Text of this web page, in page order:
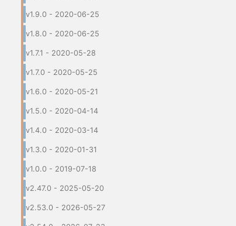
v1.9.0 - 2020-06-25
v1.8.0 - 2020-06-25
v1.7.1 - 2020-05-28
v1.7.0 - 2020-05-25
v1.6.0 - 2020-05-21
v1.5.0 - 2020-04-14
v1.4.0 - 2020-03-14
v1.3.0 - 2020-01-31
v1.0.0 - 2019-07-18
v2.47.0 - 2025-05-20
v2.53.0 - 2026-05-27